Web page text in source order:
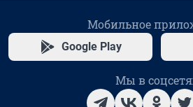
Мобильное
Google Play
Мы в